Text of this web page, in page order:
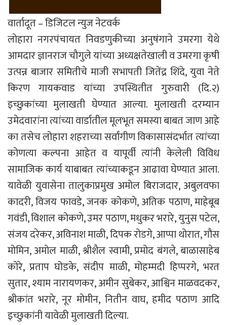
वार्तादूत – डिजिटल न्युज नेटवर्क
लोहारा नगरपंचायत निवडणुकीच्या अनुषंगाने उमरगा येथे
आमदार ज्ञानराज चौगुले यांच्या अध्यक्षतेखाली व उमरगा कृषी
उत्पन्न बाजार समितीचे माजी सभापती जितेंद्र शिंदे, युवा नेते
किरण गायकवाड यांच्या उपस्थितीत गुरुवारी (दि.२)
इच्छुकांच्या मुलाखती घेण्यात आल्या. मुलाखती दरम्यान
उमेदवारांना त्यांच्या वार्डातील मूलभूत समस्या बाबत जाण आहे
का तसेच लोहारा शहराच्या सर्वांगीण विकासासंदर्भात त्यांच्या
कोणत्या कल्पना आहेत व यापूर्वी त्यांनी केलेली विविध
सामाजिक कार्य याबाबत त्यांच्याकडून आढावा घेण्यात आला.
यावेळी युवासेना तालुकाप्रमुख अमोल बिराजदार, अबुलवफा
कादरी, विजय फावडे, जनक कोकणे, अतिक पठाण, माहेबूब
गवंडी, विशाल कोकणे, उमर पठाण, मधुकर भरारे, युनुस पटेल,
संजय दरेकर, अविनाश माळी, दिपक रोडगे, आप्पा थोरात, गौस
मोमिन, अमोल माळी, श्रीशैल स्वामी, प्रमोद बंगले, बाळासाहेब
कोरे, प्रताप घोडके, संदीप माळी, मोहम्मदी हिप्परगे, भरत
सुतार, श्याम नारायणकर, अमीन सुबेकर, आश्विन माळवदकर,
श्रीकांत भरारे, नूर मोमीन, नितीन वाघ, हमीद पठाण आदि
इच्छुकांनी यावेळी मुलाखती दिल्या.